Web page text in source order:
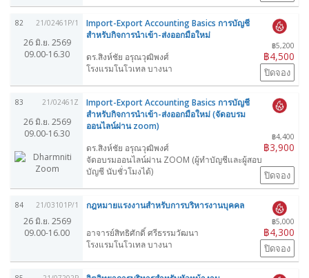
82 21/02461P/1
26 มิ.ย. 2569
09.00-16.30
Import-Export Accounting Basics การบัญชี
สำหรับกิจการนำเข้า-ส่งออกมือใหม่
฿5,200
฿4,500
ดร.สิงห์ชัย อรุณวุฒิพงศ์
โรงแรมโนโวเทล บางนา
ปิดจอง
83 21/02461Z
26 มิ.ย. 2569
09.00-16.30
Import-Export Accounting Basics การบัญชี
สำหรับกิจการนำเข้า-ส่งออกมือใหม่ (จัดอบรม
ออนไลน์ผ่าน zoom)
฿4,400
฿3,900
ดร.สิงห์ชัย อรุณวุฒิพงศ์
จัดอบรมออนไลน์ผ่าน ZOOM (ผู้ทำบัญชีและผู้สอบ
บัญชี นับชั่วโมงได้)
ปิดจอง
84 21/03101P/1
26 มิ.ย. 2569
09.00-16.00
กฎหมายแรงงานสำหรับการบริหารงานบุคคล
฿5,000
฿4,300
อาจารย์สิทธิศักดิ์ ศรีธรรมวัฒนา
โรงแรมโนโวเทล บางนา
ปิดจอง